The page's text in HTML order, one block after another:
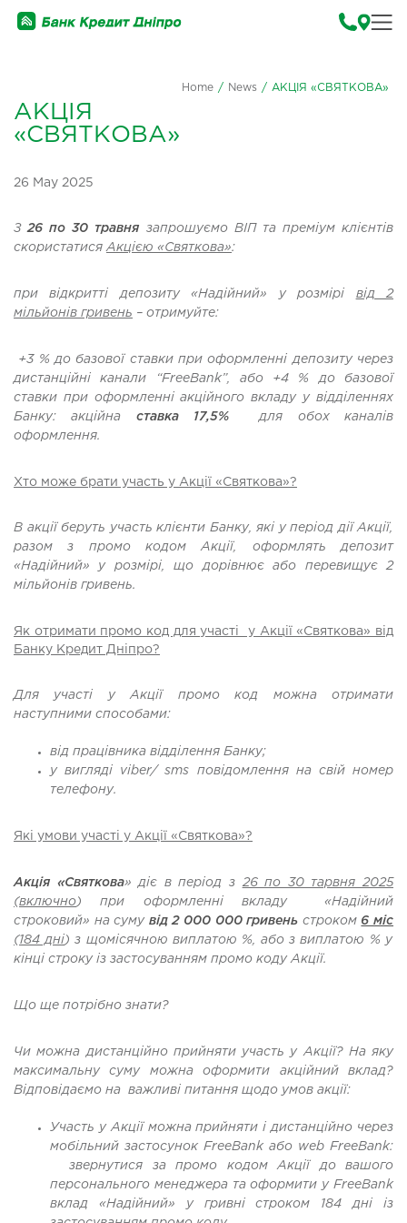
Home / News / АКЦІЯ «СВЯТКОВА»
АКЦІЯ
«СВЯТКОВА»
26 May 2025
З26 по 30 травня запрошуємо ВІП та преміум клієнтів
скористатисяАкцією «Святкова»:
при відкритті депозиту «Надійний» у розмірі від 2
мільйонів гривень – отримуйте:
+3 % до базової ставки при оформленні депозиту через
дистанційні канали “FreeBank”, або +4 % до базової
ставки при оформленні акційного вкладу у відділеннях
Банку:акційна ставка 17,5% для обох каналів
оформлення.
Хто може брати участь у Акції «Святкова»?
В акції беруть участь клієнти Банку, які у період дії Акції,
разом з промо кодом Акції, оформлять депозит
«Надійний» у розмірі, що дорівнює або перевищує 2
мільйонів гривень.
Як отримати промо код для участі у Акції «Святкова» від
Банку Кредит Дніпро?
Для участі у Акції промо код можна отримати
наступними способами:
від працівника відділення Банку;
у вигляді viber/ sms повідомлення на свій номер
телефону.
Які умови участі у Акції «Святкова»?
Акція «Святкова» діє в період з26 по 30 тарвня 2025
(включно) при оформленні вкладу «Надійний
строковий» на суму від 2 000 000 гривень строком 6 міс
(184 дні) з щомісячною виплатою %, або з виплатою % у
кінці строку із застосуванням промо коду Акції.
Що ще потрібно знати?
Чи можна дистанційно прийняти участь у Акції? На яку
максимальну суму можна оформити акційний вклад?
Відповідаємо на важливі питання щодо умов акції:
Участь у Акції можна прийняти і дистанційно через
мобільний застосунок FreeBank або web FreeBank:
звернутися за промо кодом Акції до вашого
персонального менеджера та оформити у FreeBank
вклад «Надійний» у гривні строком 184 дні із